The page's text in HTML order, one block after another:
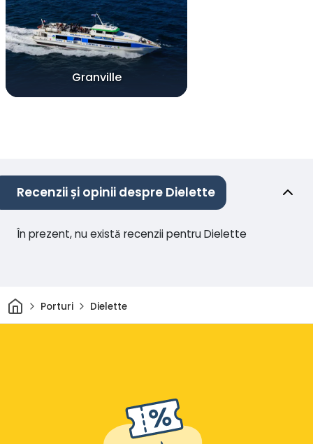
Granville
Recenzii și opinii despre Dielette
În prezent, nu există recenzii pentru Dielette
AcasăPorturi Dielette